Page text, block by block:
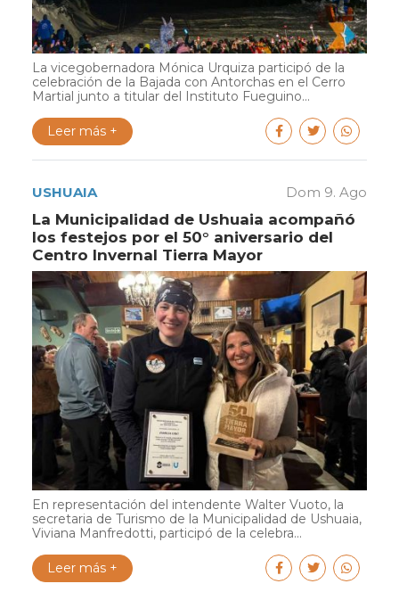
La vicegobernadora Mónica Urquiza participó de la
celebración de la Bajada con Antorchas en el Cerro
Martial junto a titular del Instituto Fueguino...
Leer más +
USHUAIA Dom 9. Ago
La Municipalidad de Ushuaia acompañó
los festejos por el 50° aniversario del
Centro Invernal Tierra Mayor
En representación del intendente Walter Vuoto, la
secretaria de Turismo de la Municipalidad de Ushuaia,
Viviana Manfredotti, participó de la celebra...
Leer más +